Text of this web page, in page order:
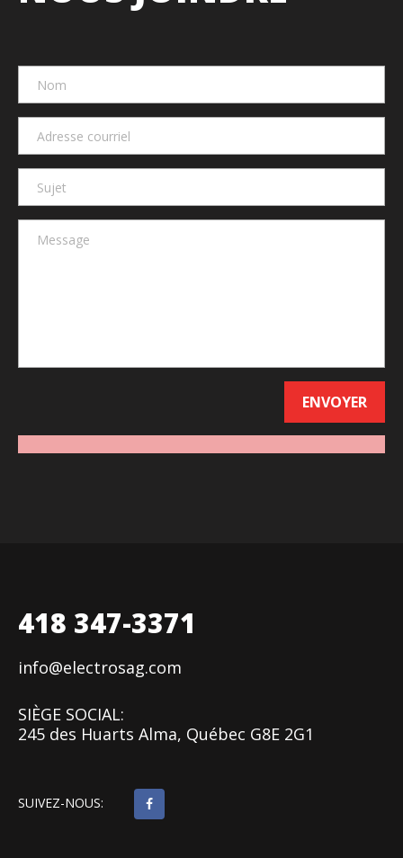
418 347-3371
info@electrosag.com
SIÈGE SOCIAL:
245 des Huarts Alma, Québec G8E 2G1
SUIVEZ-NOUS: